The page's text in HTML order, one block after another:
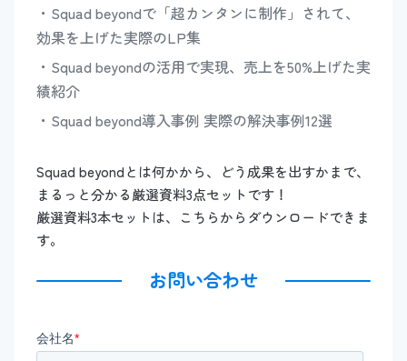
Squad beyondで「超カンタンに制作」されて、
効果を上げた実際のLP集
Squad beyondの活用で実現、売上を50%上げた実
績紹介
Squad beyond導入事例 実際の解決事例12選
Squad beyondとは何かから、どう成果を出すかまで、
まるっと分かる厳選資料3点セットです！
厳選資料3本セットは、こちらからダウンロードできま
す。
お問い合わせ